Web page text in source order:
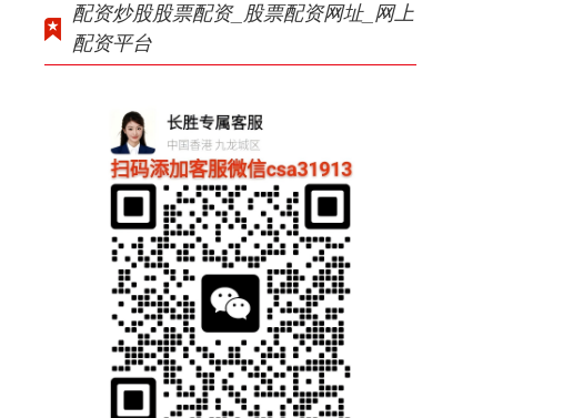
配资炒股股票配资_股票配资网址_网上
配资平台